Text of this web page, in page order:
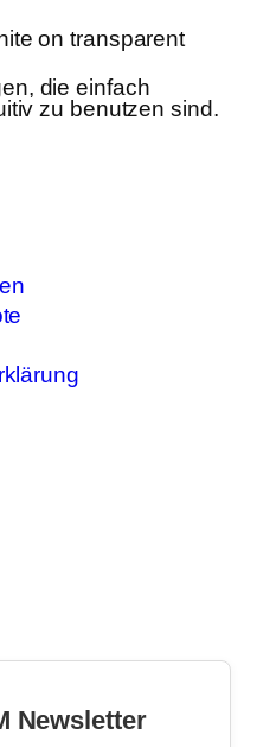
die einfach
zu benutzen sind.
Newsletter